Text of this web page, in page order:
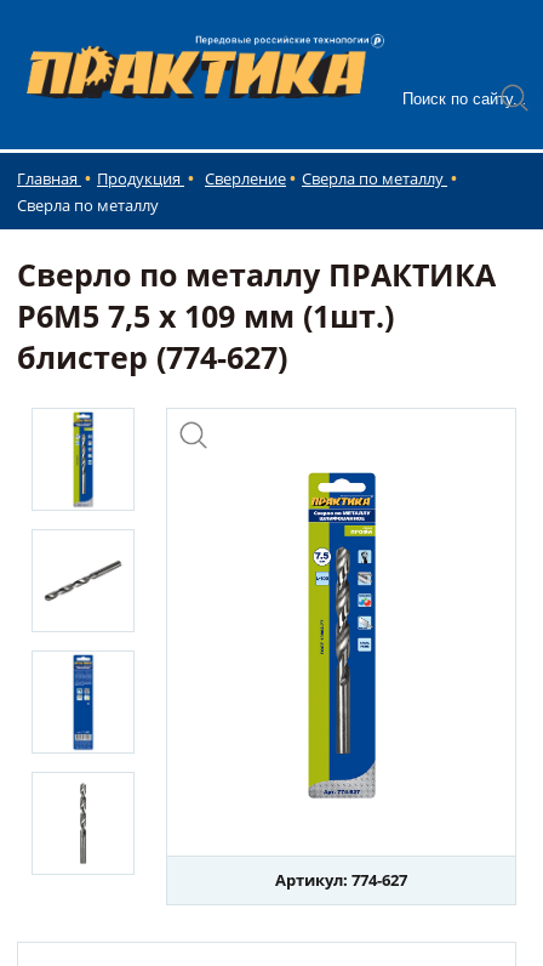
Главная Продукция Сверление
Сверла по металлу
Сверла по металлу
Сверло по металлу ПРАКТИКА
Р6М5 7,5 х 109 мм (1шт.)
блистер (774-627)
Артикул: 774-627